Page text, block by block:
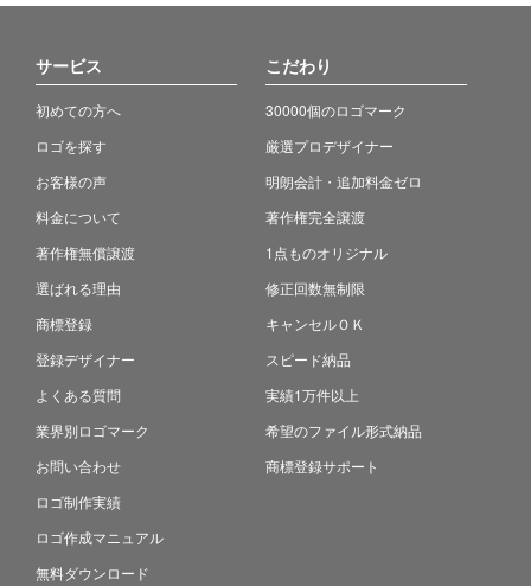
サービス
初めての方へ
ロゴを探す
お客様の声
料金について
著作権無償譲渡
選ばれる理由
商標登録
登録デザイナー
よくある質問
業界別ロゴマーク
お問い合わせ
ロゴ制作実績
ロゴ作成マニュアル
無料ダウンロード
こだわり
30000個のロゴマーク
厳選プロデザイナー
明朗会計・追加料金ゼロ
著作権完全譲渡
1点ものオリジナル
修正回数無制限
キャンセルＯＫ
スピード納品
実績1万件以上
希望のファイル形式納品
商標登録サポート